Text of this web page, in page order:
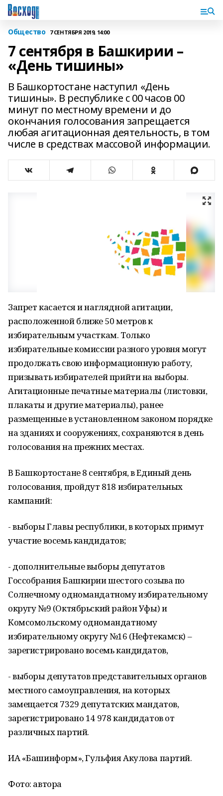
Общество 7 СЕНТЯБРЯ 2019, 14:00
7 сентября в Башкирии –
«День тишины»
В Башкортостане наступил «День
тишины». В республике с 00 часов 00
минут по местному времени и до
окончания голосования запрещается
любая агитационная деятельность, в том
числе в средствах массовой информации.
Запрет касается и наглядной агитации,
расположенной ближе 50 метров к
избирательным участкам. Только
избирательные комиссии разного уровня могут
продолжать свою информационную работу,
призывать избирателей прийти на выборы.
Агитационные печатные материалы (листовки,
плакаты и другие материалы), ранее
размещенные в установленном законом порядке
на зданиях и сооружениях, сохраняются в день
голосования на прежних местах.
В Башкортостане 8 сентября, в Единый день
голосования, пройдут 818 избирательных
кампаний:
- выборы Главы республики, в которых примут
участие восемь кандидатов;
- дополнительные выборы депутатов
Госсобрания Башкирии шестого созыва по
Солнечному одномандатному избирательному
округу №9 (Октябрьский район Уфы) и
Комсомольскому одномандатному
избирательному округу №16 (Нефтекамск) –
зарегистрировано восемь кандидатов,
- выборы депутатов представительных органов
местного самоуправления, на которых
замещается 7329 депутатских мандатов,
зарегистрировано 14 978 кандидатов от
различных партий.
ИА «Башинформ», Гульфия Акулова партий.
Фото: автора